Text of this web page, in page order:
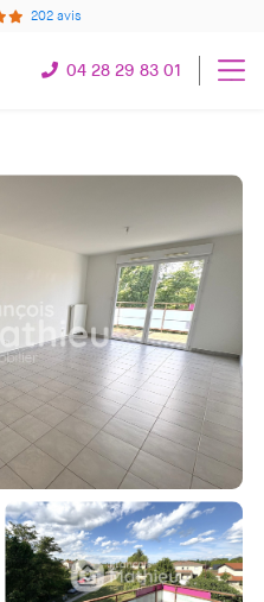
202 avis
04 28 29 83 01